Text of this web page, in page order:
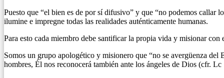
Puesto que “el bien es de por sí difusivo” y que “no podemos callar
ilumine e impregne todas las realidades auténticamente humanas.
Para esto cada miembro debe santificar la propia vida y misionar
Somos un grupo apologético y misionero que “no se avergüenza
hombres, Él nos reconocerá también ante los ángeles de Dios (cfr. Lc